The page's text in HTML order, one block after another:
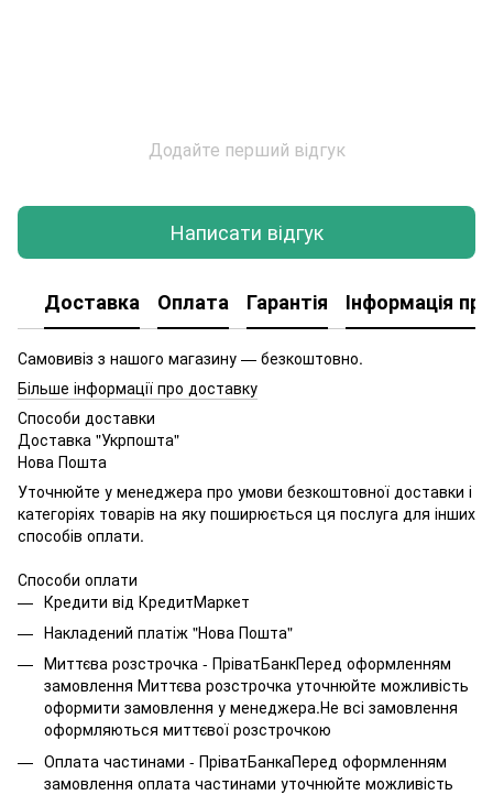
Додайте перший відгук
Написати відгук
Доставка Оплата Гарантія Інформація
Самовивіз з нашого магазину — безкоштовно.
Більше інформації про доставку
Способи доставки
Доставка "Укрпошта"
Нова Пошта
Уточнюйте у менеджера про умови безкоштовної доставки і
категоріях товарів на яку поширюється ця послуга для інших
способів оплати.
Способи оплати
Кредити від КредитМаркет
Накладений платіж "Нова Пошта"
Миттєва розстрочка - ПріватБанкПеред оформленням
замовлення Миттєва розстрочка уточнюйте можливість
оформити замовлення у менеджера.Не всі замовлення
оформляються миттєвої розстрочкою
Оплата частинами - ПріватБанкаПеред оформленням
замовлення оплата частинами уточнюйте можливість